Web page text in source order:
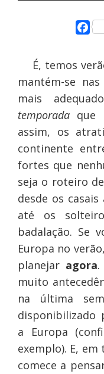
É, temos
mantém-se
mais
temporadaque
assim, os
continente
fortes que
seja o roteiro
desde os
até os
badalação. Se
Europa no
planejar agora.
muito
na última
disponibilizado
a Europa
exemplo). E,
comece a